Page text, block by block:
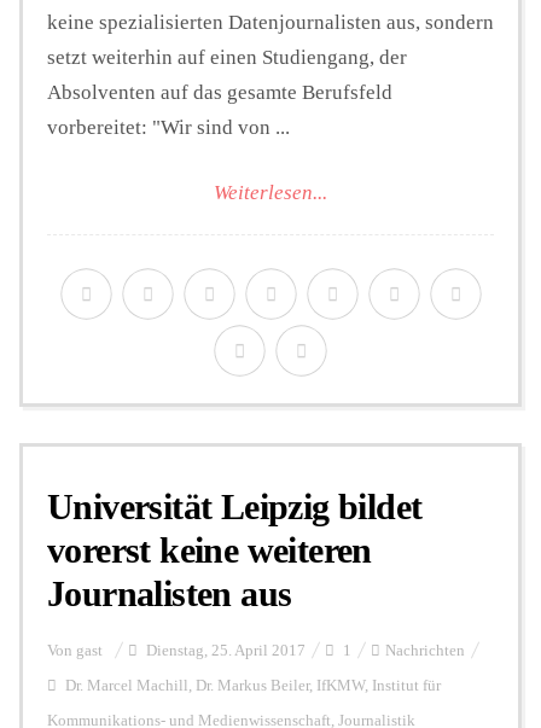
keine spezialisierten Datenjournalisten aus, sondern
setzt weiterhin auf einen Studiengang, der
Absolventen auf das gesamte Berufsfeld
vorbereitet: "Wir sind von ...
Weiterlesen...
Universität Leipzig bildet
vorerst keine weiteren
Journalisten aus
Von gast Dienstag, 25. April 2017 1 Nachrichten
Dr. Marcel Machill , Dr. Markus Beiler, IfKMW, Institut für
Kommunikations- und Medienwissenschaft, Journalistik